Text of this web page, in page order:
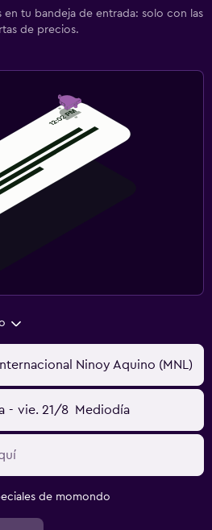
tu bandeja de entrada: solo con las
de precios.
Ninoy Aquino (MNL)
- vie. 21/8 Mediodía
de momondo